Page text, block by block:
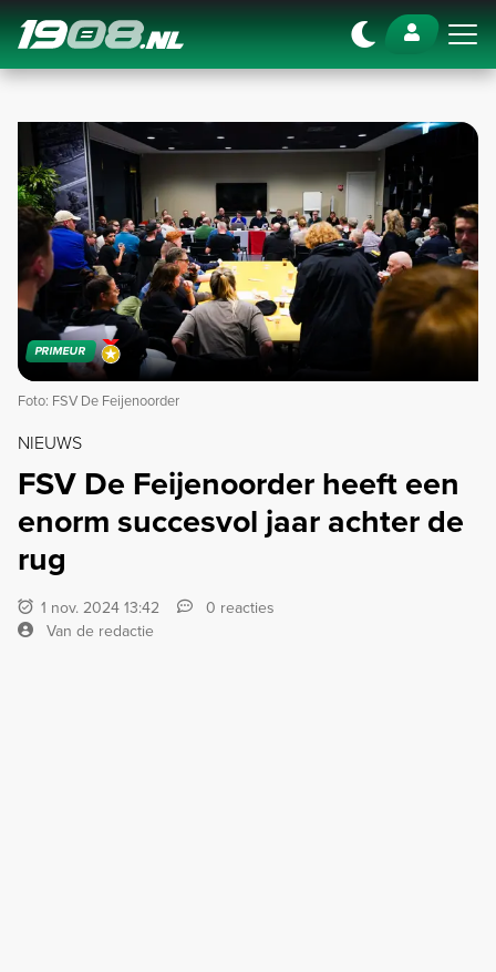
Navigation
PRIMEUR
Foto: FSV De Feijenoorder
NIEUWS
FSV De Feijenoorder heeft een
enorm succesvol jaar achter de
rug
1 nov. 2024 13:42
0 reacties
Van de redactie